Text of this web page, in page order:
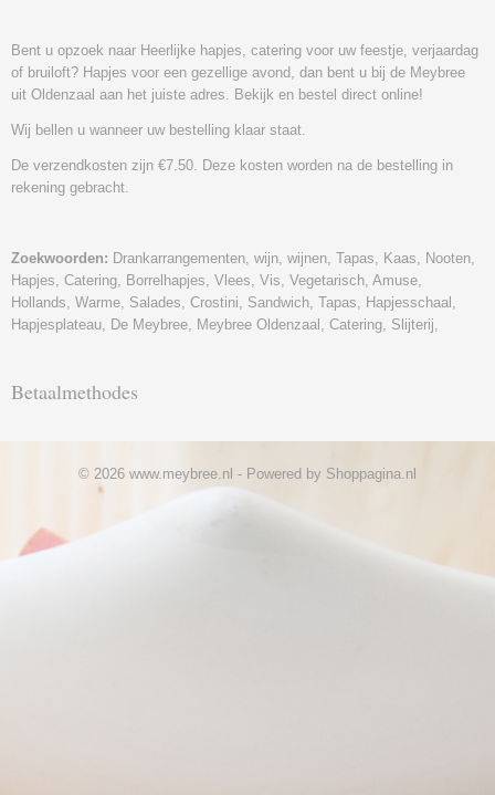
Bent u opzoek naar Heerlijke hapjes, catering voor uw feestje, verjaardag
of bruiloft? Hapjes voor een gezellige avond, dan bent u bij de Meybree
uit Oldenzaal aan het juiste adres. Bekijk en bestel direct online!
Wij bellen u wanneer uw bestelling klaar staat.
De verzendkosten zijn €7.50. Deze kosten worden na de bestelling in
rekening gebracht.
Zoekwoorden: Drankarrangementen, wijn, wijnen, Tapas, Kaas, Nooten,
Hapjes, Catering, Borrelhapjes, Vlees, Vis, Vegetarisch, Amuse,
Hollands, Warme, Salades, Crostini, Sandwich, Tapas, Hapjesschaal,
Hapjesplateau, De Meybree, Meybree Oldenzaal, Catering, Slijterij,
Betaalmethodes
© 2026 www.meybree.nl - Powered by Shoppagina.nl